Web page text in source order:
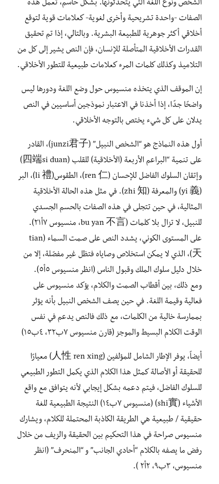
الشخص ونوع اللغة التي يتحدثونها. بشكل حاسم، تعمل هذه
الصفات -واحدة تشريحية وأخرى لغوية- كعلامات قوية لتوقع
أخلاقي أكثر جوهرية للطبيعة البشرية. وبالتالي، إذا تم تحقيق
القدرات الأخلاقية المتأصلة للإنسان، فإن النص يشير إلى كل من
التلاميذ وكذلك كلمات المرء كعلامات طبيعية للتطور الأخلاقي.
إن الموقف الذي يتخذه منسيوس حول وضع اللغة ودورها ليس
واضحًا جدًا، إذا أخذنا في الاعتبار نموذجين أساسيين في النص
يدلان على كل شيء يختص بالتوجه الأخلاقي.
أول هذه النماذج هو “الشخص النبيل” (junzi君子)، القادر
على تنمية “البراعم الأربعة (الأخلاقية) للقلب (四端si duan)
وإتقان السلوك الفاضل للإحسان (ren 仁)، الطقوس(li 禮)، البر
(yi 義) والمعرفة (zhi 知). في مثل هذه الحالة الأخلاقية
المثالية، في حين تتجلى في هذه الصفات بالحسم الجسدي
للنبيل، لا تزال بلا كلمات (bu yan 不言، منسيوس ٧أ٢١).
على المستوى الكوني، يشدد النص على صمت السماء (tian
天)، الذي لا يمكن استخلاص وصاياه فتظل غير مفصّلة، إلا من
خلال دليل سلوك الملك وقبول الناس (انظر منسيوس ٥أ٥).
ومع ذلك، بين أقطاب الصمت والكلام، يؤكد منسيوس على
فعالية وقيمة اللغة. في حين يصف الشخص النبيل بأنه يؤثر
بممارسة خالية من الكلمات، مع ذلك فالنص يدعم في نفس
الوقت الكلام البسيط والموجز (قارن منسيوس ٧ب٣٢، ٤ب١٥)
أيضاً، يوفر الإطار الشامل للمؤلفين (人性 ren xing) معيارًا
للحقيقة أو الأصالة كمثل هذا الكلام الذي يكمل التطور الطبيعي
للسلوك الفاضل، فيتم دعمه بشكل إيجابي لأنه يتوافق مع واقع
الأشياء (shi實) (منسيوس ٧ب١٤) النتيجة الطبيعية للغة
حقيقية / طبيعية هي الطريقة الكاذبة المحتملة للكلام، ويشارك
منسيوس صراحة في هذا التحكيم بين الحقيقة والزيف من خلال
رفض ما يصفه بالكلام “أحادي الجانب” و “المنحرف” (انظر
منسيوس، ٣ب٩، ٢أ٢ ).